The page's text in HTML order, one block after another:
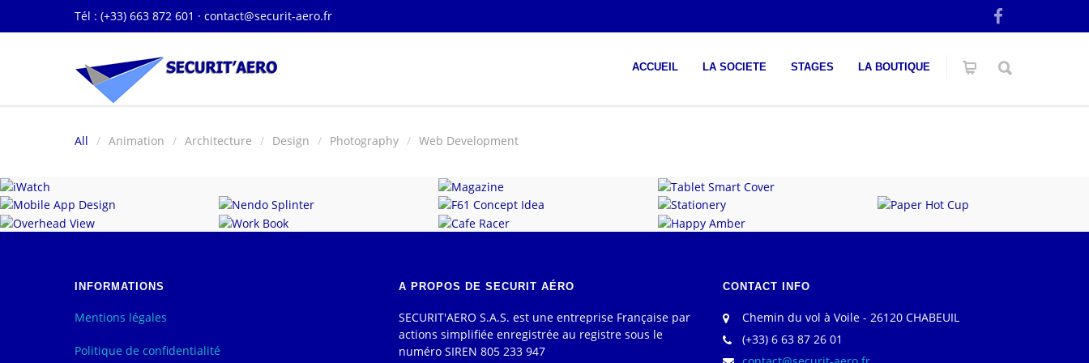
Tél : (+33) 663 872 601 · contact@securit-aero.fr
ACCUEIL LA SOCIETE STAGES LA BOUTIQUE
All Animation Architecture Design Photography Web Development
iWatch Magazine
Tablet Smart Cover
INFORMATIONS
Mentions légales
Politique de confidentialité
A PROPOS DE SECURIT AÉRO
SECURIT'AERO S.A.S. est une entreprise Française par
actions simplifiée enregistrée au registre sous le
numéro SIREN 805 233 947
CONTACT INFO
Chemin du vol à Voile - 26120 CHABEUIL
(+33) 6 63 87 26 01